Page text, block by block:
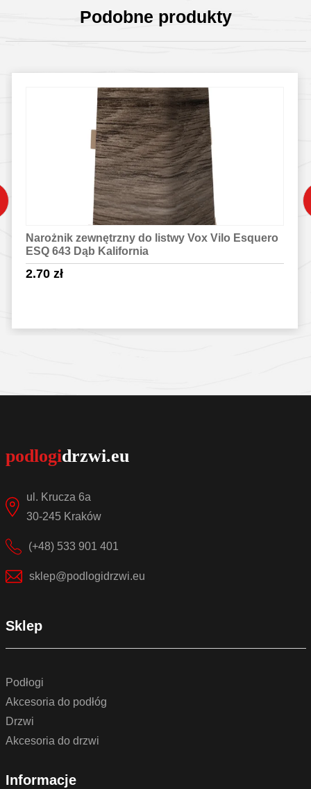
Podobne produkty
Narożnik zewnętrzny do listwy Vox Vilo Esquero
ESQ 643 Dąb Kalifornia
2.70 zł
ul. Krucza 6a
30-245 Kraków
(+48) 533 901 401
sklep@podlogidrzwi.eu
Sklep
Podłogi
Akcesoria do podłóg
Drzwi
Akcesoria do drzwi
Informacje